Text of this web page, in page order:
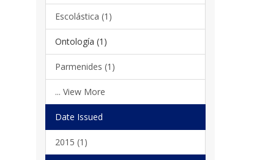
Escolástica (1)
Ontología (1)
Parmenides (1)
... View More
Date Issued
2015 (1)